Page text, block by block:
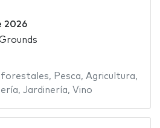
2026
forestales, Pesca, Agricultura,
, Jardinería, Vino